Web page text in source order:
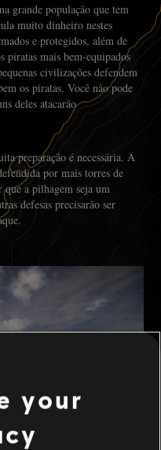
grande população que tem
muito dinheiro nestes
e protegidos, além de
piratas mais bem-equipados
civilizações defendem
os piratas. Você não pode
deles atacarão
preparação é necessária. A
por mais torres de
que a pilhagem seja um
defesas precisarão ser
your